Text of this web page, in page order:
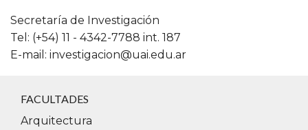
Secretaría de Investigación
Tel: (+54) 11 - 4342-7788 int. 187
E-mail: investigacion@uai.edu.ar
FACULTADES
Arquitectura